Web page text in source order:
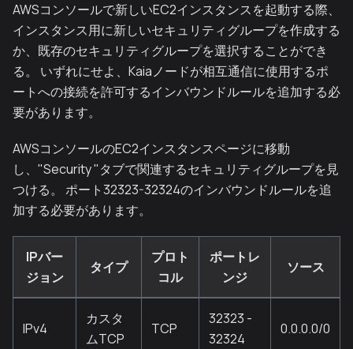
AWSコンソールで新しいEC2インスタンスを起動する際、
インスタンス用に新しいセキュリティグループを作成する
か、既存のセキュリティグループを選択することができ
る。 いずれにせよ、Kaiaノードが相互通信に使用するポ
ートへの接続を許可するインバウンドルールを追加する必
要があります。
AWSコンソールのEC2インスタンスページに移動
し、"Security "タブで関連するセキュリティグループを見
つける。 ポート32323-32324のインバウンドルールを追
加する必要があります。
IPバー
ジョン
タイプ
プロト
コル
ポートレ
ンジ
ソース
IPv4
カスタ
ムTCP
TCP
32323 -
32324
0.0.0.0/0